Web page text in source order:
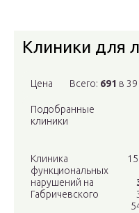
Клиники для
Цена Всего: 691 в
Подобранные
клиники
Клиника
функциональных
нарушений на
Габричевского